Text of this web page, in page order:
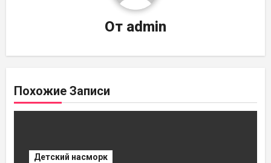
От admin
Похожие Записи
Детский насморк